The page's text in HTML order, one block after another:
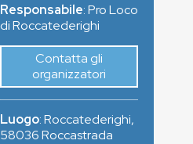
Responsabile: Pro Loco
di Roccatederighi
Contatta gli
organizzatori
Luogo:Roccatederighi,
58036Roccastrada